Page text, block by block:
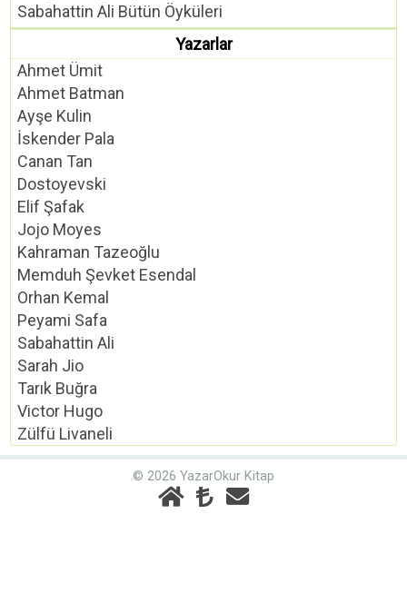
Sabahattin Ali Bütün Öyküleri
Yazarlar
Ahmet Ümit
Ahmet Batman
Ayşe Kulin
İskender Pala
Canan Tan
Dostoyevski
Elif Şafak
Jojo Moyes
Kahraman Tazeoğlu
Memduh Şevket Esendal
Orhan Kemal
Peyami Safa
Sabahattin Ali
Sarah Jio
Tarık Buğra
Victor Hugo
Zülfü Livaneli
© 2026 YazarOkur Kitap